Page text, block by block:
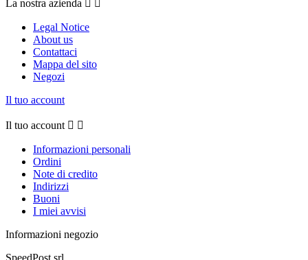
La nostra azienda  
Legal Notice
About us
Contattaci
Mappa del sito
Negozi
Il tuo account
Il tuo account  
Informazioni personali
Ordini
Note di credito
Indirizzi
Buoni
I miei avvisi
Informazioni negozio
SpeedPost srl